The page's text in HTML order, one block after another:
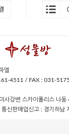
엘
4511 / FAX : 031-
사강변 스카이폴리스 나동
신판매업신고 : 경기하남